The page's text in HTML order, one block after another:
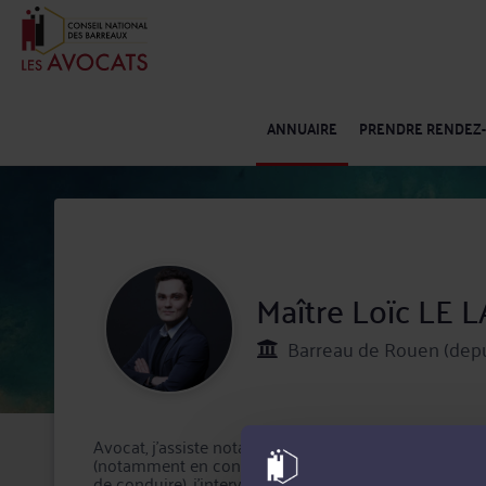
ANNUAIRE PRENDRE
Maître Loïc LE
Barreau de Rouen
Avocat, j'assiste notamment mes clients dans les
(notamment en contestation de licenciement) et en